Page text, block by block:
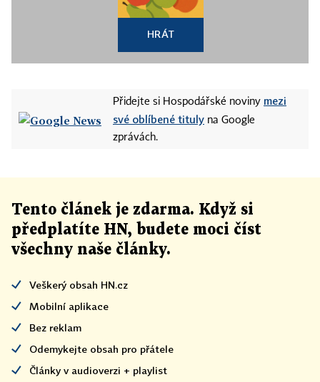
HRÁT
Přidejte si Hospodářské noviny mezi
své oblíbené tituly na Google
zprávách.
Tento článek je zdarma. Když si
předplatíte HN, budete moci číst
všechny naše články.
Veškerý obsah HN.cz
Mobilní aplikace
Bez reklam
Odemykejte obsah pro přátele
Články v audioverzi + playlist